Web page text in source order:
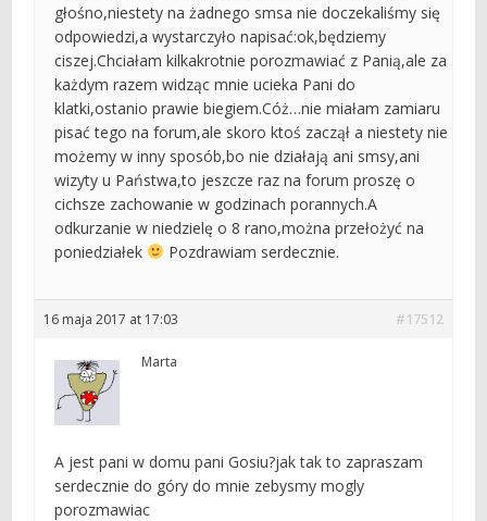
głośno,niestety na żadnego smsa nie doczekaliśmy się
odpowiedzi,a wystarczyło napisać:ok,będziemy
ciszej.Chciałam kilkakrotnie porozmawiać z Panią,ale za
każdym razem widząc mnie ucieka Pani do
klatki,ostanio prawie biegiem.Cóż…nie miałam zamiaru
pisać tego na forum,ale skoro ktoś zaczął a niestety nie
możemy w inny sposób,bo nie działają ani smsy,ani
wizyty u Państwa,to jeszcze raz na forum proszę o
cichsze zachowanie w godzinach porannych.A
odkurzanie w niedzielę o 8 rano,można przełożyć na
poniedziałek
Pozdrawiam serdecznie.
16 maja 2017 at 17:03 #17512
Marta
A jest pani w domu pani Gosiu?jak tak to zapraszam
serdecznie do góry do mnie zebysmy mogly
porozmawiac